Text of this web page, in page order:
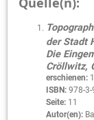
der Stadt
Die
Cröllwitz,
erschienen:
ISBN: 978-
Seite: 11
Autor(en):